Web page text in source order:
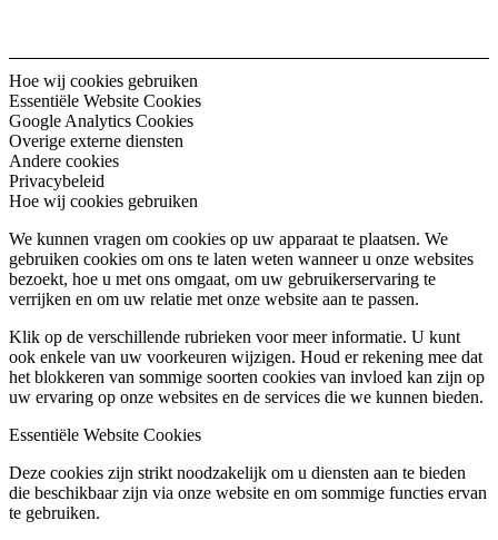
Hoe wij cookies gebruiken
Essentiële Website Cookies
Google Analytics Cookies
Overige externe diensten
Andere cookies
Privacybeleid
Hoe wij cookies gebruiken
We kunnen vragen om cookies op uw apparaat te plaatsen. We
gebruiken cookies om ons te laten weten wanneer u onze websites
bezoekt, hoe u met ons omgaat, om uw gebruikerservaring te
verrijken en om uw relatie met onze website aan te passen.
Klik op de verschillende rubrieken voor meer informatie. U kunt
ook enkele van uw voorkeuren wijzigen. Houd er rekening mee dat
het blokkeren van sommige soorten cookies van invloed kan zijn op
uw ervaring op onze websites en de services die we kunnen bieden.
Essentiële Website Cookies
Deze cookies zijn strikt noodzakelijk om u diensten aan te bieden
die beschikbaar zijn via onze website en om sommige functies ervan
te gebruiken.